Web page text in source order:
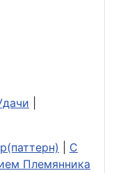
С
Племянника